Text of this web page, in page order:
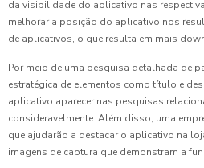
da visibilidade do aplicativo nas
melhorar a posição do aplicativo nos
de aplicativos, o que resulta em mais
Por meio de uma pesquisa detalhada de
estratégica de elementos como título e
aplicativo aparecer nas pesquisas
consideravelmente. Além disso, uma
que ajudarão a destacar o aplicativo na
imagens de captura que demonstram a